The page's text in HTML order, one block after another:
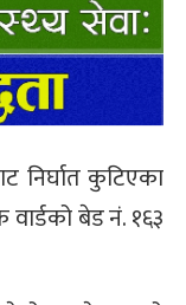
निर्घात कुटिएका
बेड नं. १६३